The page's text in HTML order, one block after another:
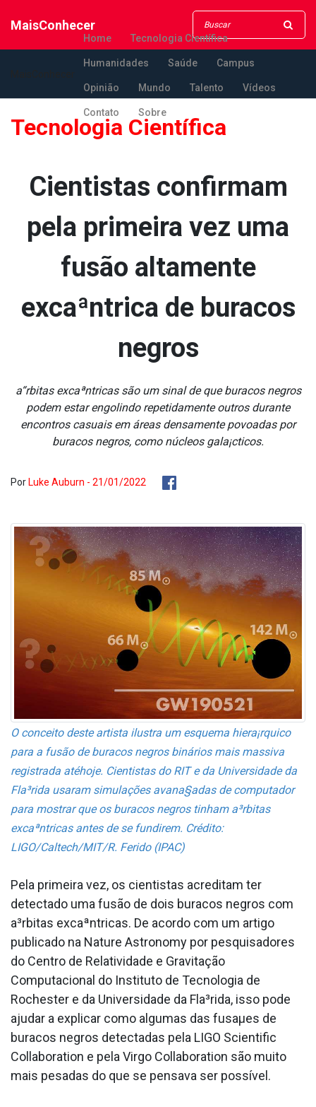
MaisConhecer
Home Tecnologia Científica
Humanidades Saúde Campus
Opinião Mundo Talento Vídeos
Contato Sobre
Tecnologia Científica
Cientistas confirmam
pela primeira vez uma
fusão altamente
excaªntrica de buracos
negros
a“rbitas excaªntricas são um sinal de que buracos negros
podem estar engolindo repetidamente outros durante
encontros casuais em áreas densamente povoadas por
buracos negros, como núcleos gala¡cticos.
Por Luke Auburn - 21/01/2022
O conceito deste artista ilustra um esquema hiera¡rquico
para a fusão de buracos negros binários mais massiva
registrada atéhoje. Cientistas do RIT e da Universidade da
Fla³rida usaram simulações avana§adas de computador
para mostrar que os buracos negros tinham a³rbitas
excaªntricas antes de se fundirem. Crédito:
LIGO/Caltech/MIT/R. Ferido (IPAC)
Pela primeira vez, os cientistas acreditam ter
detectado uma fusão de dois buracos negros com
a³rbitas excaªntricas. De acordo com um artigo
publicado na Nature Astronomy por pesquisadores
do Centro de Relatividade e Gravitação
Computacional do Instituto de Tecnologia de
Rochester e da Universidade da Fla³rida, isso pode
ajudar a explicar como algumas das fusaµes de
buracos negros detectadas pela LIGO Scientific
Collaboration e pela Virgo Collaboration são muito
mais pesadas do que se pensava ser possí­vel.